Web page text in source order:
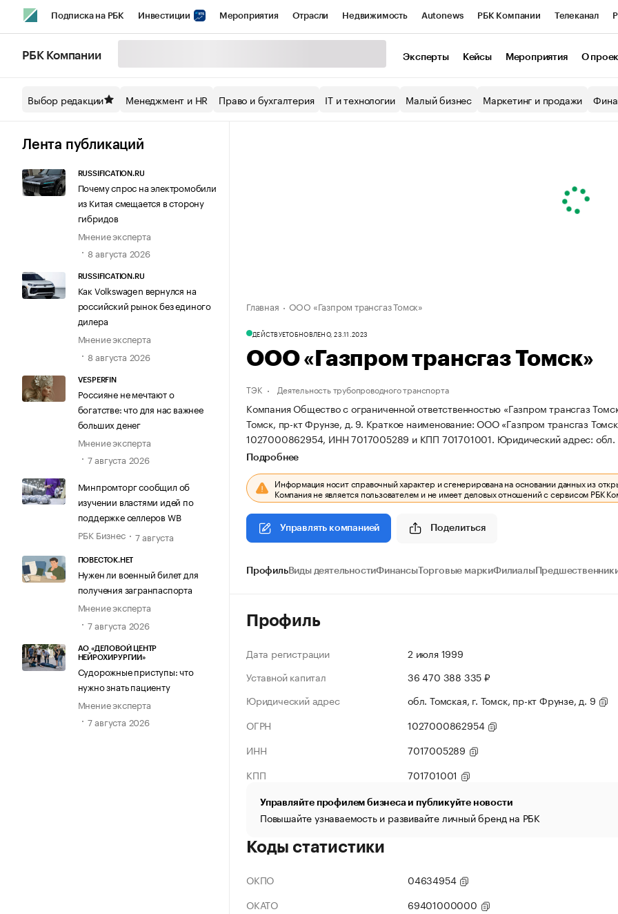
Подписка на РБК Инвестиции Мероприятия Отрасли Недвижимость Autonews РБК Компании Телеканал
Спецпроекты СПб Конференции СПб Спецпроекты Экономика Бизнес
Технологии и медиа
РБК Компании Эксперты Кейсы Мероприятия О
Выбор редакции Менеджмент и HR Право и бухгалтерия IT и технологии Малый бизнес Маркетинг и продажи
Лента публикаций
RUSSIFICATION.RU
Почему спрос на электромобили
из Китая смещается в сторону
гибридов
Мнение эксперта
8 августа 2026
RUSSIFICATION.RU
Как Volkswagen вернулся на
российский рынок без единого
дилера
Мнение эксперта
8 августа 2026
VESPERFIN
Россияне не мечтают о
богатстве: что для нас важнее
больших денег
Мнение эксперта
7 августа 2026
Минпромторг сообщил об
изучении властями идей по
поддержке селлеров WB
РБК Бизнес
7 августа
ПОВЕСТОК.НЕТ
Нужен ли военный билет для
получения загранпаспорта
Мнение эксперта
7 августа 2026
АО «ДЕЛОВОЙ ЦЕНТР
НЕЙРОХИРУРГИИ»
Судорожные приступы: что
нужно знать пациенту
Мнение эксперта
7 августа 2026
Главная ООО «Газпром трансгаз Томск»
ДЕЙСТВУЕТОБНОВЛЕНО, 23.11.2023
ООО «Газпром трансгаз Томск»
ТЭК Деятельность трубопроводного транспорта
Компания Общество с ограниченной ответственностью «Газпром трансгаз
Томск, пр-кт Фрунзе, д. 9. Краткое наименование: ООО «Газпром трансгаз
1027000862954, ИНН 7017005289 и КПП 701701001. Юридический адрес: обл.
Подробнее
Информация носит справочный характер и сгенерирована на основании данных из
Компания не является пользователем и не имеет деловых отношений с сервисом РБК
Управлять компанией Поделиться
ПрофильВиды деятельностиФинансыТорговые маркиФилиалы
Профиль
Дата регистрации
2 июля 1999
Уставной капитал
36 470 388 335 ₽
Юридический адрес
обл. Томская, г. Томск, пр-кт Фрунзе, д. 9
ОГРН
1027000862954
ИНН
7017005289
КПП
701701001
Управляйте профилем бизнеса и публикуйте новости
Повышайте узнаваемость и развивайте личный бренд на РБК
Коды статистики
ОКПО
04634954
ОКАТО
69401000000